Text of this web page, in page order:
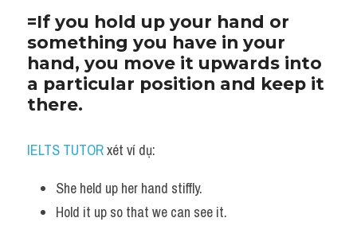
=If you hold up your hand or
something you have in your
hand, you move it upwards into
a particular position and keep it
there.
IELTS TUTOR xét ví dụ:
She held up her hand stiffly.
Hold it up so that we can see it.